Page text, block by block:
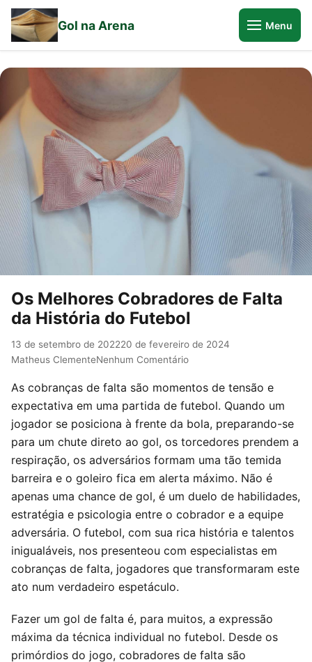
Gol na Arena Menu
Os Melhores Cobradores de Falta
da História do Futebol
13 de setembro de 202220 de fevereiro de 2024
Matheus ClementeNenhum Comentário
As cobranças de falta são momentos de tensão e
expectativa em uma partida de futebol. Quando um
jogador se posiciona à frente da bola, preparando-se
para um chute direto ao gol, os torcedores prendem a
respiração, os adversários formam uma tão temida
barreira e o goleiro fica em alerta máximo. Não é
apenas uma chance de gol, é um duelo de habilidades,
estratégia e psicologia entre o cobrador e a equipe
adversária. O futebol, com sua rica história e talentos
inigualáveis, nos presenteou com especialistas em
cobranças de falta, jogadores que transformaram este
ato num verdadeiro espetáculo.
Fazer um gol de falta é, para muitos, a expressão
máxima da técnica individual no futebol. Desde os
primórdios do jogo, cobradores de falta são